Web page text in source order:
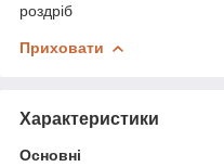
роздріб
Приховати
Характеристики
Основні